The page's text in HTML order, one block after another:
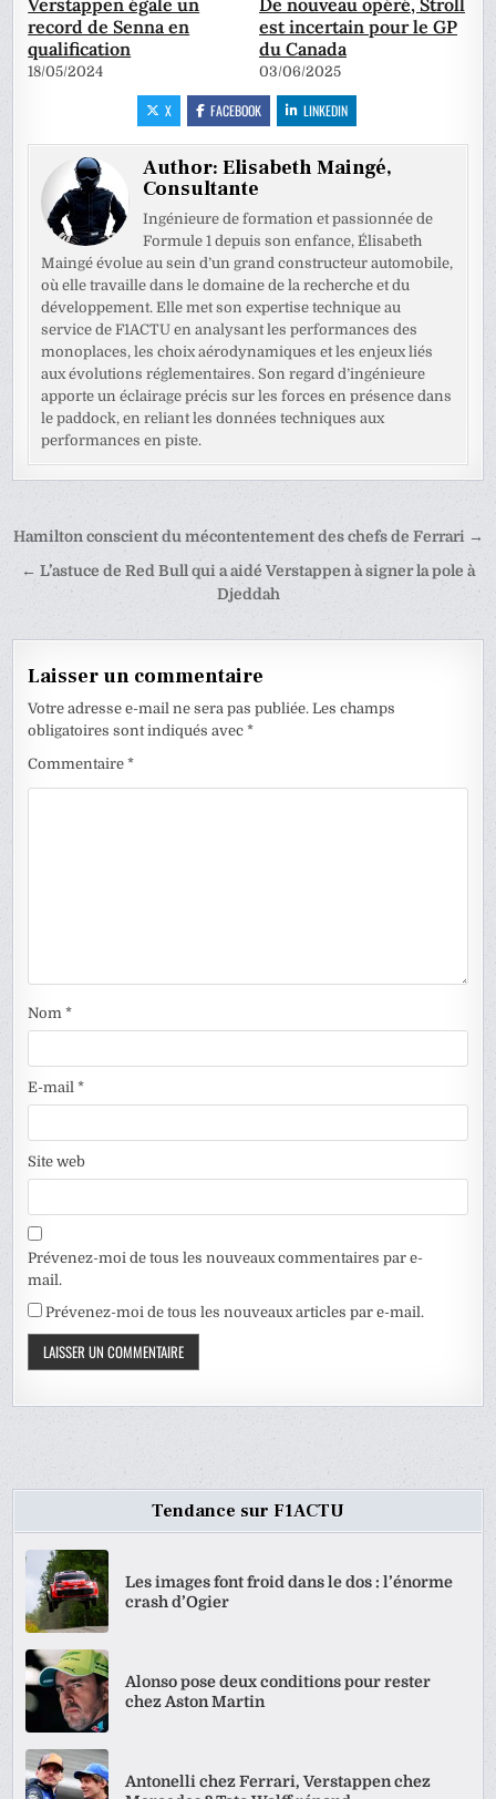
Verstappen égale un
record de Senna en
qualification
18/05/2024
De nouveau opéré, Stroll
est incertain pour le GP
du Canada
03/06/2025
X FACEBOOK LINKEDIN
Author:Elisabeth Maingé,
Consultante
Ingénieure de formation et passionnée de
Formule 1 depuis son enfance, Élisabeth
Maingé évolue au sein d’un grand constructeur automobile,
où elle travaille dans le domaine de la recherche et du
développement. Elle met son expertise technique au
service de F1ACTU en analysant les performances des
monoplaces, les choix aérodynamiques et les enjeux liés
aux évolutions réglementaires. Son regard d’ingénieure
apporte un éclairage précis sur les forces en présence dans
le paddock, en reliant les données techniques aux
performances en piste.
Navigation
de
Hamilton conscient du mécontentement des chefs de Ferrari →
← L’astuce de Red Bull qui a aidé Verstappen à signer la pole à
Djeddah
Laisser un commentaire
Votre adresse e-mail ne sera pas publiée. Les champs
obligatoires sont indiqués avec*
Commentaire*
Nom*
E-mail*
Site web
Prévenez-moi de tous les nouveaux commentaires par e-
mail.
Prévenez-moi de tous les nouveaux articles par e-mail.
Tendance sur F1ACTU
Les images font froid dans le dos : l’énorme
crash d’Ogier
Alonso pose deux conditions pour rester
chez Aston Martin
Antonelli chez Ferrari, Verstappen chez